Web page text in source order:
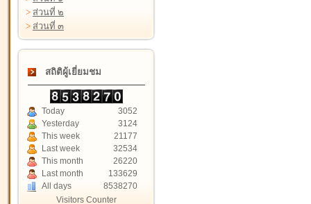
> ส่วนที่ ๒
> ส่วนที่ ๓
สถิติผู้เยี่ยมชม
Today
3052
Yesterday
3124
This week
21177
Last week
32534
This month
26220
Last month
133629
All days
8538270
Visitors Counter